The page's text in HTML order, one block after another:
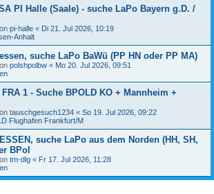
PI Halle (Saale) - suche LaPo Bayern g.D. /
pi-halle « Di 21. Jul 2026, 10:19
Anhalt
suche LaPo BaWü (PP HN oder PP MA)
polshpolbw « Mo 20. Jul 2026, 09:51
1 - Suche BPOLD KO + Mannheim +
tauschgesuch1234 « So 19. Jul 2026, 09:22
Flughafen Frankfurt/M
suche LaPo aus dem Norden (HH, SH,
BPol
tm-dlg « Fr 17. Jul 2026, 11:28